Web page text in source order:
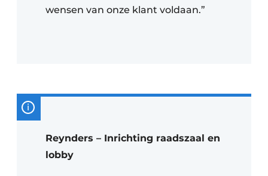
wensen van onze klant voldaan.”
Reynders – Inrichting raadszaal en
lobby